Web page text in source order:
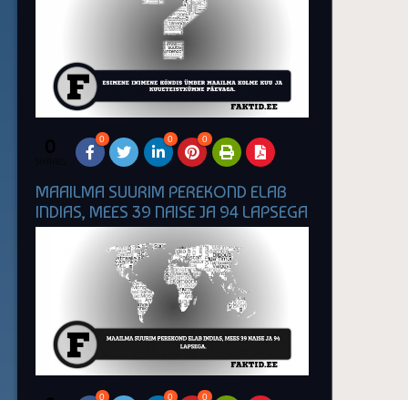
0 0 0 0
MAAILMA SUURIM PEREKOND ELAB
INDIAS, MEES 39 NAISE JA 94 LAPSEGA
0 0 0